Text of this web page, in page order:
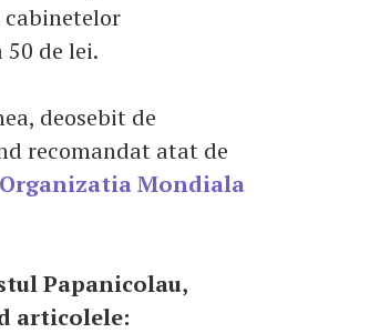
cabinetelor
de lei.
deosebit de
recomandat atat de
Organizatia Mondiala
Papanicolau,
articolele: